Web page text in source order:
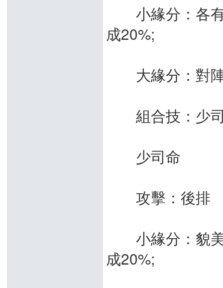
小緣分：各有
成20%;
大緣分：對陣
組合技：少
少司命
攻擊：後排
小緣分：貌美
成20%;